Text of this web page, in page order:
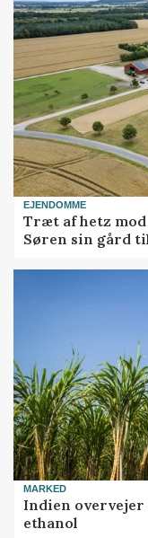
EJENDOMME
Træt af hetz
Søren sin gård
MARKED
Indien
ethanol